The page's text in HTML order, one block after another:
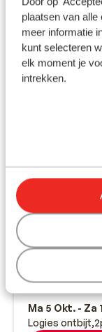
plaatsen van alle
meer informatie
kunt selecteren
elk moment je
intrekken.
Hotel
Kleurrijke
Diverse bars
Ma 5 Okt. - Za
Logies ontbijt 2